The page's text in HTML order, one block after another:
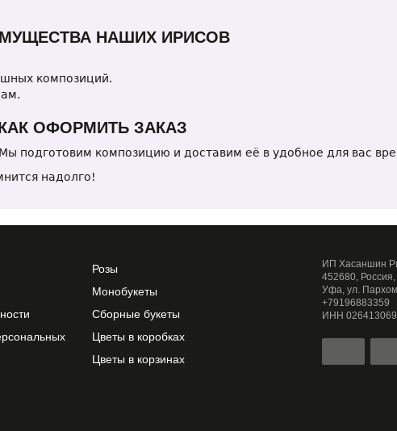
НАШИХ ИРИСОВ
композиций.
ОФОРМИТЬ ЗАКАЗ
подготовим композицию и доставим её в удобное для вас
надолго!
Розы
Монобукеты
Сборные букеты
Цветы в коробках
Цветы в корзинах
ИП Хасаншин
452680, Россия,
Уфа, ул.
+79196883359
ИНН